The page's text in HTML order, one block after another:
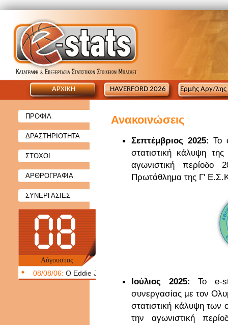
ΑΡΧΙΚΗ HAVERFORD 2026 Ερμής Αργ/
ΠΡΟΦΙΛ
ΔΡΑΣΤΗΡΙΟΤΗΤΑ
ΣΤΟΧΟΙ
ΑΡΘΡΟΓΡΑΦΙΑ
ΣΥΝΕΡΓΑΣΙΕΣ
08
Αύγουστος
08/08/06:Ο Eddie Johnson και ο κατάδικος συνονόματός
Ανακοινώσεις
Σεπτέμβριος 2025:Το
στατιστική κάλυψη
αγωνιστική περίοδο
Πρωτάθλημα της Γ'
Ιούλιος 2025:Το e-
συνεργασίας με τον
στατιστική κάλυψη
την αγωνιστική